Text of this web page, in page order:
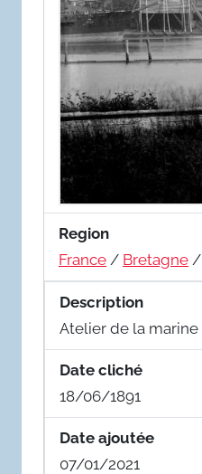
Region
France / Bretagne /
Description
Atelier de la marine
Date cliché
18/06/1891
Date ajoutée
07/01/2021